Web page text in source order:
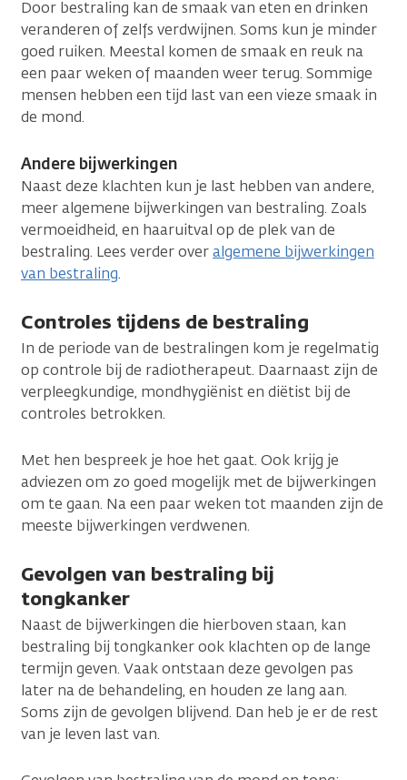
Door bestraling kan de smaak van eten en drinken
veranderen of zelfs verdwijnen. Soms kun je minder
goed ruiken. Meestal komen de smaak en reuk na
een paar weken of maanden weer terug. Sommige
mensen hebben een tijd last van een vieze smaak in
de mond.
Andere bijwerkingen
Naast deze klachten kun je last hebben van andere,
meer algemene bijwerkingen van bestraling. Zoals
vermoeidheid, en haaruitval op de plek van de
bestraling. Lees verder overalgemene bijwerkingen
van bestraling.
Controles tijdens de bestraling
In de periode van de bestralingen kom je regelmatig
op controle bij de radiotherapeut. Daarnaast zijn de
verpleegkundige, mondhygiënist en diëtist bij de
controles betrokken.
Met hen bespreek je hoe het gaat. Ook krijg je
adviezen om zo goed mogelijk met de bijwerkingen
om te gaan. Na een paar weken tot maanden zijn de
meeste bijwerkingen verdwenen.
Gevolgen van bestraling bij
tongkanker
Naast de bijwerkingen die hierboven staan, kan
bestraling bij tongkanker ook klachten op de lange
termijn geven. Vaak ontstaan deze gevolgen pas
later na de behandeling, en houden ze lang aan.
Soms zijn de gevolgen blijvend. Dan heb je er de rest
van je leven last van.